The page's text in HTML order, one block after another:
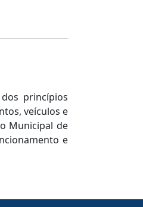
princípios
veículos e
Municipal de
e